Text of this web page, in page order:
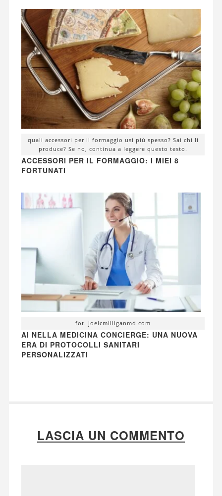
quali accessori per il formaggio usi più spesso? Sai chi li
produce? Se no, continua a leggere questo testo.
ACCESSORI PER IL FORMAGGIO: I MIEI 8
FORTUNATI
fot. joelcmilliganmd.com
AI NELLA MEDICINA CONCIERGE: UNA NUOVA
ERA DI PROTOCOLLI SANITARI
PERSONALIZZATI
LASCIA UN COMMENTO